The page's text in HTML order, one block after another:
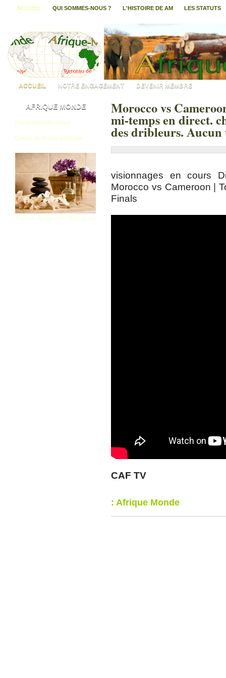
ACCUEIL QUI SOMMES-NOUS ? L'HISTOIRE DE AM LES STATUTS
ACCUEIL NOTRE ENGAGEMENT DEVENIR MEMBRE
AFRIQUE MONDE
FranceMonde.news
Coeur de France Monde
Parfum de grasse d'Elisabeth
Morocco vs
mi-temps en direct.
des dribleurs.
visionnages en cours
Morocco vs Cameroon |
Finals
CAF TV
: Afrique Monde